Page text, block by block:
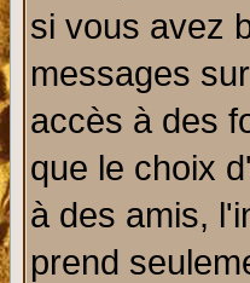
si vous avez
messages
accès à des
que le choix
à des amis,
prend